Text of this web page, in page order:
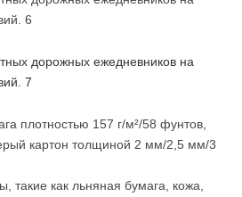
плотностью 157 г/м²/58 фунтов,
картон толщиной 2 мм/2,5 мм/3
такие как льняная бумага, кожа,